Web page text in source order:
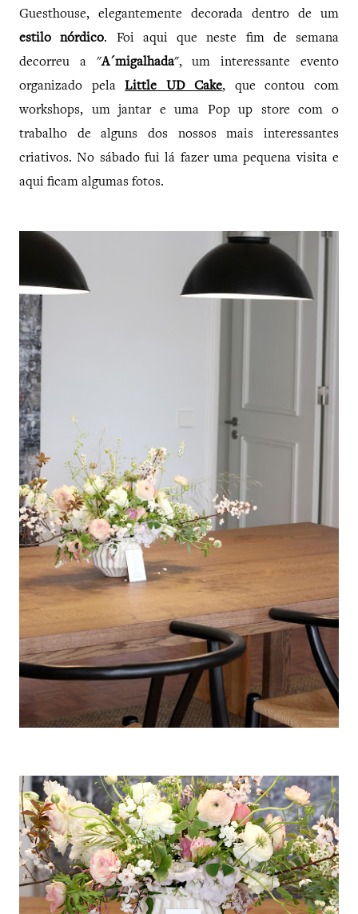
Guesthouse, elegantemente decorada dentro de um
estilo nórdico. Foi aqui que neste fim de semana
decorreu a "A´migalhada", um interessante evento
organizado pelaLittle UD Cake, que contou com
workshops, um jantar e uma Pop up store com o
trabalho de alguns dos nossos mais interessantes
criativos. No sábado fui lá fazer uma pequena visita e
aqui ficam algumas fotos.